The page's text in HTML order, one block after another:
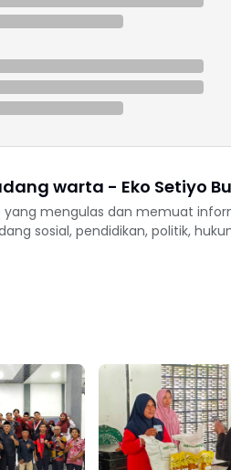
warta - Eko Setiyo
yang mengulas dan memuat
sosial, pendidikan, politik,